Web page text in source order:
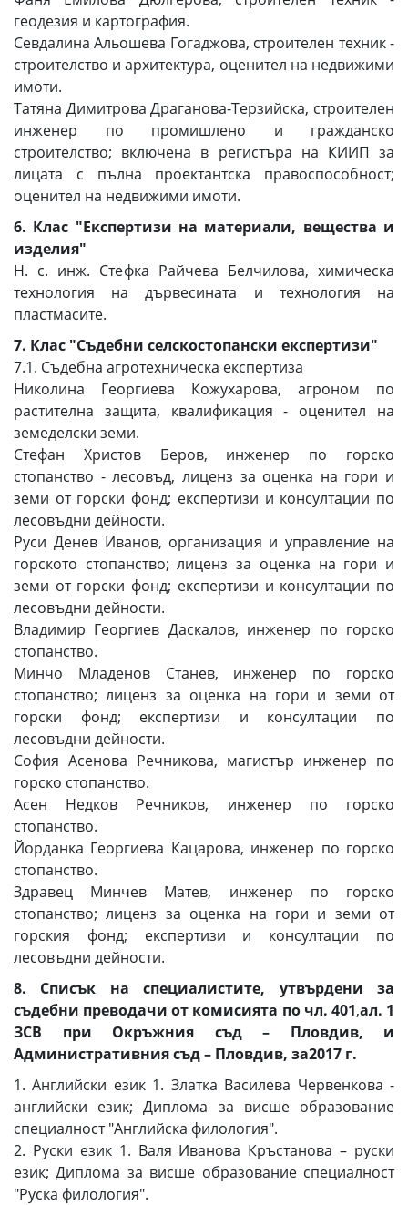
геодезия и картография.
Севдалина Альошева Гогаджова, строителен техник -
строителство и архитектура, оценител на недвижими
имоти.
Татяна Димитрова Драганова-Терзийска, строителен
инженер по промишлено и гражданско
строителство; включена в регистъра на КИИП за
лицата с пълна проектантска правоспособност;
оценител на недвижими имоти.
6. Клас "Експертизи на материали, вещества и
изделия"
Н. с. инж. Стефка Райчева Белчилова, химическа
технология на дървесината и технология на
пластмасите.
7. Клас "Съдебни селскостопански експертизи"
7.1. Съдебна агротехническа експертиза
Николина Георгиева Кожухарова, агроном по
растителна защита, квалификация - оценител на
земеделски земи.
Стефан Христов Беров, инженер по горско
стопанство - лесовъд, лиценз за оценка на гори и
земи от горски фонд; експертизи и консултации по
лесовъдни дейности.
Руси Денев Иванов, организация и управление на
горското стопанство; лиценз за оценка на гори и
земи от горски фонд; експертизи и консултации по
лесовъдни дейности.
Владимир Георгиев Даскалов, инженер по горско
стопанство.
Минчо Младенов Станев, инженер по горско
стопанство; лиценз за оценка на гори и земи от
горски фонд; експертизи и консултации по
лесовъдни дейности.
София Асенова Речникова, магистър инженер по
горско стопанство.
Асен Недков Речников, инженер по горско
стопанство.
Йорданка Георгиева Кацарова, инженер по горско
стопанство.
Здравец Минчев Матев, инженер по горско
стопанство; лиценз за оценка на гори и земи от
горския фонд; експертизи и консултации по
лесовъдни дейности.
8. Списък на специалистите, утвърдени за
съдебни преводачи от комисията по чл. 401,ал. 1
ЗСВ при Окръжния съд – Пловдив, и
Административния съд – Пловдив, за2017 г.
1. Английски език 1. Златка Василева Червенкова -
английски език; Диплома за висше образование
специалност "Английска филология".
2. Руски език 1. Валя Иванова Кръстанова – руски
език; Диплома за висше образование специалност
"Руска филология".